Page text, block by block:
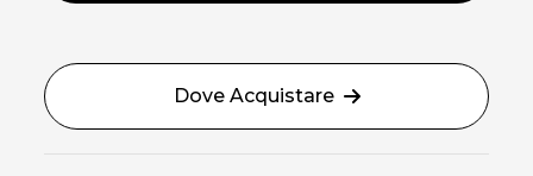
Dove Acquistare